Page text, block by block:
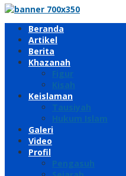
Beranda
Artikel
Berita
Khazanah
Figur
Kisah
Keislaman
Tausiyah
Hukum Islam
Galeri
Video
Profil
Pengasuh